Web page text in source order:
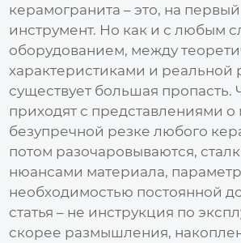
керамогранита – это, на
инструмент. Но как и с любым
оборудованием, между
характеристиками и реальной
существует большая пропасть.
приходят с представлениями о
безупречной резке любого
потом разочаровываются,
нюансами материала,
необходимостью постоянной
статья – не инструкция по
скорее размышления,